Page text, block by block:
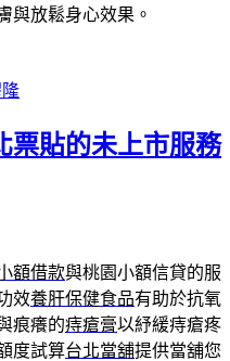
與放鬆身心效果。
票貼的未上市服務
額借款與桃園小額信貸的服
效養肝保健食品有助於抗氧
痕癢的痔瘡膏以紓緩痔瘡疼
度試算台北當舖提供當舖您